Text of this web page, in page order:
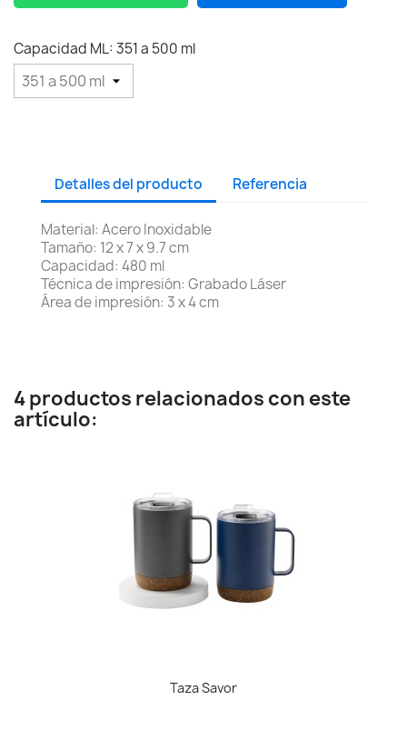
Capacidad ML: 351 a 500 ml
Detalles del producto Referencia
Material: Acero Inoxidable
Tamaño: 12 x 7 x 9.7 cm
Capacidad: 480 ml
Técnica de impresión: Grabado Láser
Área de impresión: 3 x 4 cm
4 productos relacionados con este
artículo:
Taza Savor